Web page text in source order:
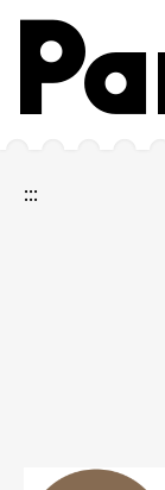
跳到主要內容區塊
網站導覽
:::